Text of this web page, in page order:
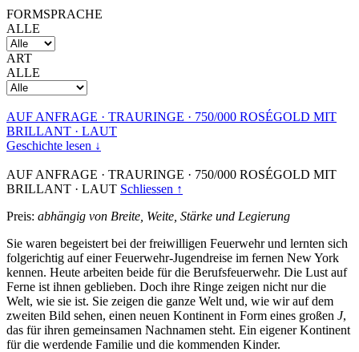
FORMSPRACHE
ALLE
ART
ALLE
AUF ANFRAGE · TRAURINGE · 750/000 ROSÉGOLD MIT
BRILLANT · LAUT
Geschichte lesen ↓
AUF ANFRAGE · TRAURINGE · 750/000 ROSÉGOLD MIT
BRILLANT · LAUT Schliessen ↑
Preis: abhängig von Breite, Weite, Stärke und Legierung
Sie waren begeistert bei der freiwilligen Feuerwehr und lernten sich
folgerichtig auf einer Feuerwehr-Jugendreise im fernen New York
kennen. Heute arbeiten beide für die Berufsfeuerwehr. Die Lust auf
Ferne ist ihnen geblieben. Doch ihre Ringe zeigen nicht nur die
Welt, wie sie ist. Sie zeigen die ganze Welt und, wie wir auf dem
zweiten Bild sehen, einen neuen Kontinent in Form eines großen J,
das für ihren gemeinsamen Nachnamen steht. Ein eigener Kontinent
für die werdende Familie und die kommenden Kinder.